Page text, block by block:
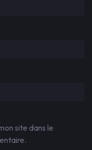
site dans le